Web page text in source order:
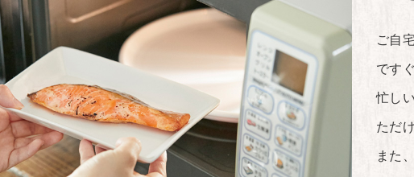
ご自
です
忙し
ただ
また